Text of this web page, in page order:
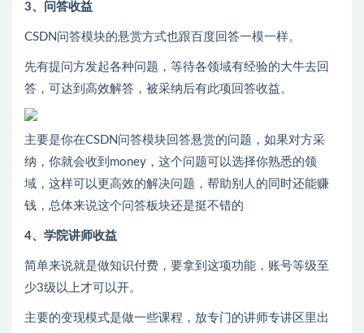
3、问答收益
CSDN问答模块的悬赏方式也跟百度回答一模一样。
先有提问方发起各种问题，等待各领域有经验的大牛去回
答，可达到高效解答，被采纳后有此项回答收益。
主要是你在CSDN问答模块回答悬赏的问题，如果对方采
纳，你就会收到money，这个问题可以选择你熟悉的领
域，这样可以更高效的解决问题，帮助别人的同时还能赚
钱，总体来说这个问答板块还是挺不错的
4、学院讲师收益
简单来说就是做知识付费，要拿到这项功能，账号等级至
少3级以上才可以开。
主要的变现模式是做一些课程，放专门的讲师专讲区里出